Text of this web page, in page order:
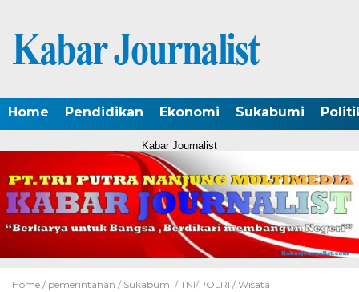
Home Pendidikan Ekonomi Sukabumi
Kabar Journalist
Home / pemerintahan / Sukabumi / TNI/POLRI / Wisata